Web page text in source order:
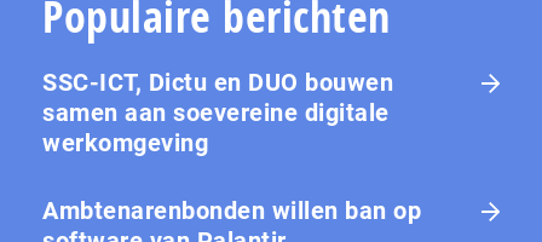
Populaire berichten
SSC-ICT, Dictu en DUO bouwen
samen aan soevereine digitale
werkomgeving
Ambtenarenbonden willen ban op